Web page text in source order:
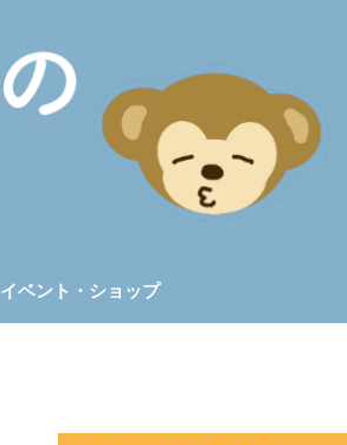
イベント・ショップ